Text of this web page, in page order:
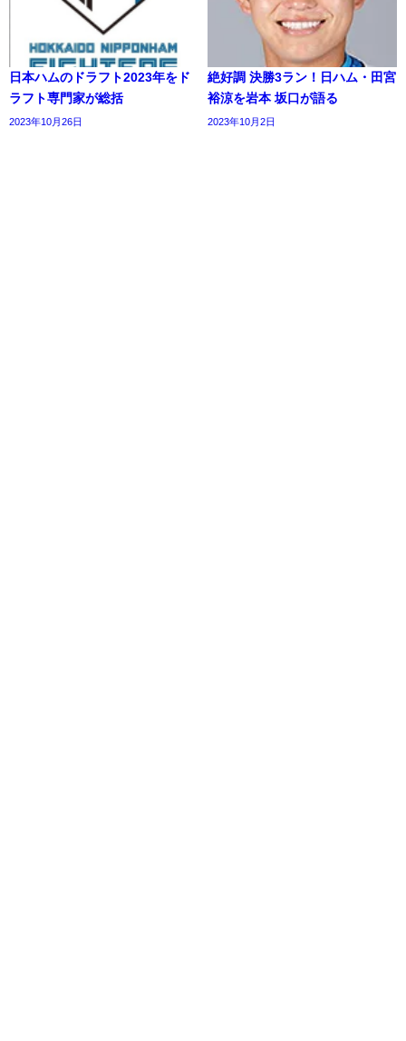
日本ハムのドラフト2023年をド
ラフト専門家が総括
2023年10月26日
絶好調 決勝3ラン！日ハム・田宮
裕涼を岩本 坂口が語る
2023年10月2日